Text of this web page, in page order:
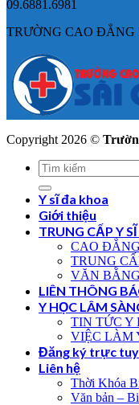
09.6881.6981
TRƯỜNG CAO ĐẲNG
Copyright 2026 ©
Y sĩ đa khoa
Giới thiệu
TRUNG CẤP Y
CAO
TRUNG
VĂN
LIÊN THÔNG
Y HỌC LÂM
TIN TỨC Y
VIỆC LÀM
Đăng ký trực
Liên hệ
Thời Khóa
Văn bản –